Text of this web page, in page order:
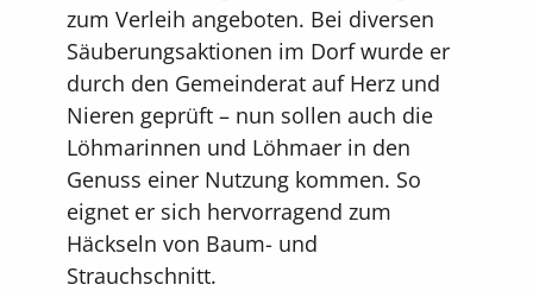
zum Verleih angeboten. Bei diversen
Säuberungsaktionen im Dorf wurde er
durch den Gemeinderat auf Herz und
Nieren geprüft – nun sollen auch die
Löhmarinnen und Löhmaer in den
Genuss einer Nutzung kommen. So
eignet er sich hervorragend zum
Häckseln von Baum- und
Strauchschnitt.